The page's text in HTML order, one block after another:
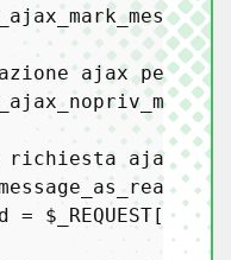
ajax per
ajax
()
= $_REQUEST[